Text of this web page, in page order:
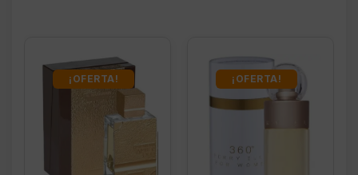
¡OFERTA! ¡OFERTA!